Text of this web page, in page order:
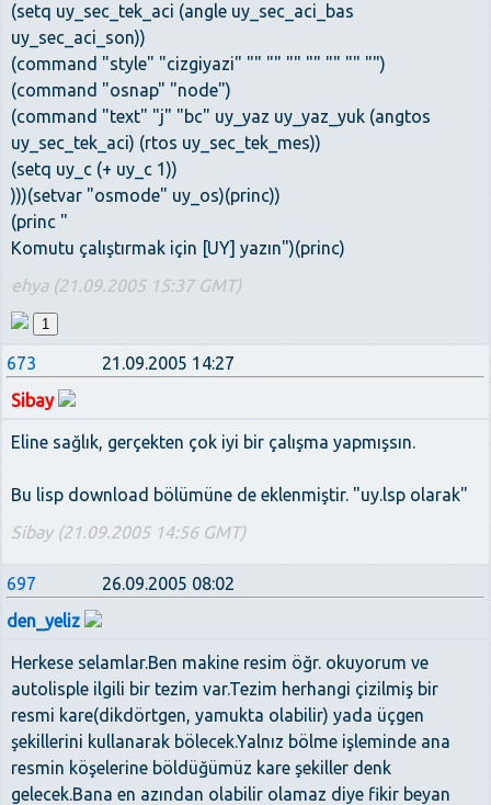
(setq uy_sec_tek_aci (angle uy_sec_aci_bas
uy_sec_aci_son))
(command "style" "cizgiyazi" "" "" "" "" "" "" "")
(command "osnap" "node")
(command "text" "j" "bc" uy_yaz uy_yaz_yuk (angtos
uy_sec_tek_aci) (rtos uy_sec_tek_mes))
(setq uy_c (+ uy_c 1))
)))(setvar "osmode" uy_os)(princ))
(princ "
Komutu çalıştırmak için [UY] yazın")(princ)
ehya (21.09.2005 15:37 GMT)
1
673
21.09.2005 14:27
Sibay
Eline sağlık, gerçekten çok iyi bir çalışma yapmışsın.
Bu lisp download bölümüne de eklenmiştir. "uy.lsp olarak"
Sibay (21.09.2005 14:56 GMT)
697
26.09.2005 08:02
den_yeliz
Herkese selamlar.Ben makine resim öğr. okuyorum ve
autolisple ilgili bir tezim var.Tezim herhangi çizilmiş bir
resmi kare(dikdörtgen, yamukta olabilir) yada üçgen
şekillerini kullanarak bölecek.Yalnız bölme işleminde ana
resmin köşelerine böldüğümüz kare şekiller denk
gelecek.Bana en azından olabilir olamaz diye fikir beyan